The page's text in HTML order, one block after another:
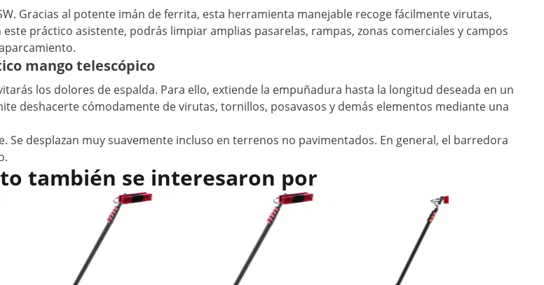
Gracias al potente imán de ferrita, esta herramienta manejable recoge fácilmente virutas,
práctico asistente, podrás limpiar amplias pasarelas, rampas, zonas comerciales y campos
mango telescópico
los dolores de espalda. Para ello, extiende la empuñadura hasta la longitud deseada en un
deshacerte cómodamente de virutas, tornillos, posavasos y demás elementos mediante una
desplazan muy suavemente incluso en terrenos no pavimentados. En general, el barredora
también se interesaron por